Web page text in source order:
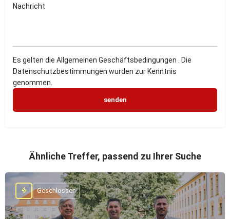
Es gelten die Allgemeinen Geschäftsbedingungen . Die
Datenschutzbestimmungen wurden zur Kenntnis
genommen.
Ähnliche Treffer, passend zu Ihrer Suche
Geschlossen